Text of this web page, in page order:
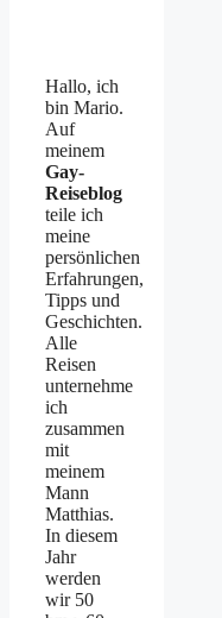
Hallo, ich
bin Mario.
Auf
meinem
Gay-
Reiseblog
teile ich
meine
persönlichen
Erfahrungen,
Tipps und
Geschichten.
Alle
Reisen
unternehme
ich
zusammen
mit
meinem
Mann
Matthias.
In diesem
Jahr
werden
wir 50